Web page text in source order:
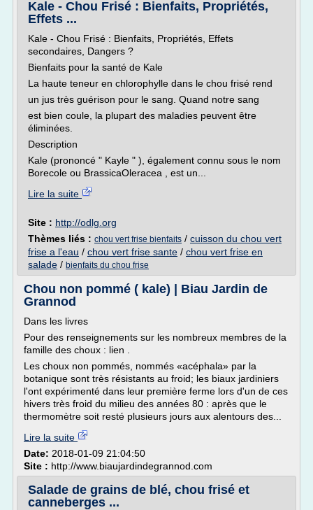
Kale - Chou Frisé : Bienfaits, Propriétés,
Effets ...
Kale - Chou Frisé : Bienfaits, Propriétés, Effets
secondaires, Dangers ?
Bienfaits pour la santé de Kale
La haute teneur en chlorophylle dans le chou frisé rend
un jus très guérison pour le sang. Quand notre sang
est bien coule, la plupart des maladies peuvent être
éliminées.
Description
Kale (prononcé " Kayle " ), également connu sous le nom
Borecole ou BrassicaOleracea , est un...
Lire la suite
Site : http://odlg.org
Thèmes liés : chou vert frise bienfaits / cuisson du chou vert
frise a l'eau / chou vert frise sante / chou vert frise en
salade / bienfaits du chou frise
Chou non pommé ( kale) | Biau Jardin de
Grannod
Dans les livres
Pour des renseignements sur les nombreux membres de la
famille des choux : lien .
Les choux non pommés, nommés «acéphala» par la
botanique sont très résistants au froid; les biaux jardiniers
l'ont expérimenté dans leur première ferme lors d'un de ces
hivers très froid du milieu des années 80 : après que le
thermomètre soit resté plusieurs jours aux alentours des...
Lire la suite
Date: 2018-01-09 21:04:50
Site : http://www.biaujardindegrannod.com
Salade de grains de blé, chou frisé et
canneberges ...